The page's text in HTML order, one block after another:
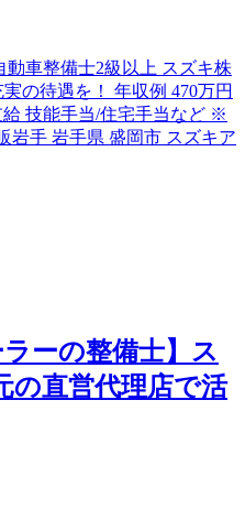
ーの整備士】ス
の直営代理店で活